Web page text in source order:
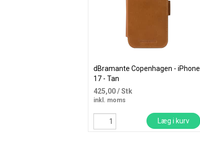
dBramante Copenhagen - iPhone
17 - Tan
425,00/ Stk
inkl. moms
Læg i kurv